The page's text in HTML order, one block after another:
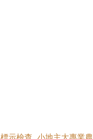
標示檢查 小地主大專業農